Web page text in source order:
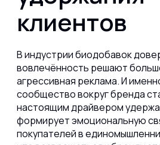
клиентов
В индустрии биодобавок
вовлечённость решают
агрессивная реклама. И
сообщество вокруг бренда
настоящим драйвером
формирует эмоциональную
покупателей в